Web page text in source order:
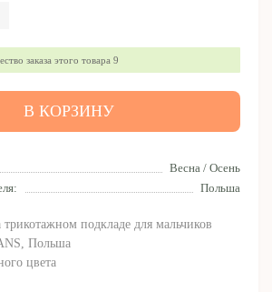
Весна / Осень
Польша
подкладе для мальчиков
Польша
цвета
заказа этого товара 9
В КОРЗИНУ